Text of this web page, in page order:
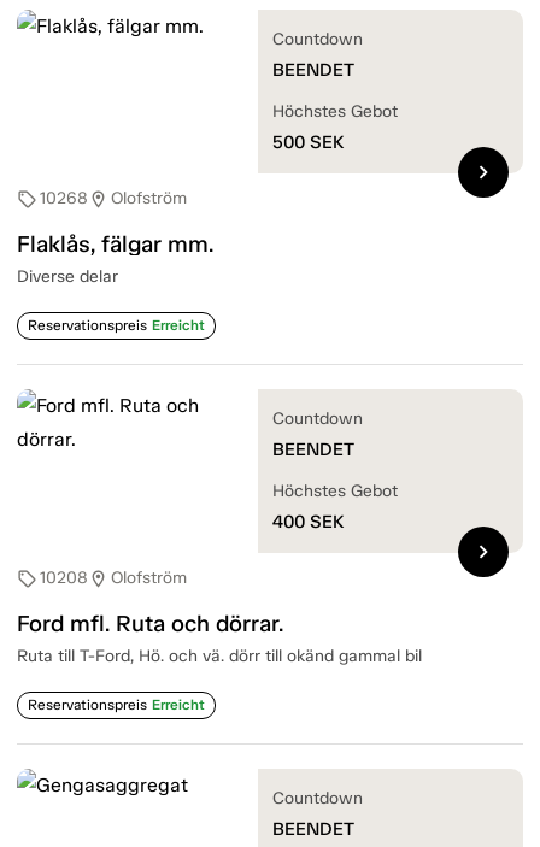
sell10268 location_on Olofström
Flaklås, fälgar mm.
Diverse delar
Reservationspreis Erreicht
Countdown
BEENDET
Höchstes Gebot
500 SEK
chevron_right
sell10208 location_on Olofström
Ford mfl. Ruta och dörrar.
Ruta till T-Ford, Hö. och vä. dörr till okänd gammal bil
Reservationspreis Erreicht
Countdown
BEENDET
Höchstes Gebot
400 SEK
chevron_right
Countdown
BEENDET